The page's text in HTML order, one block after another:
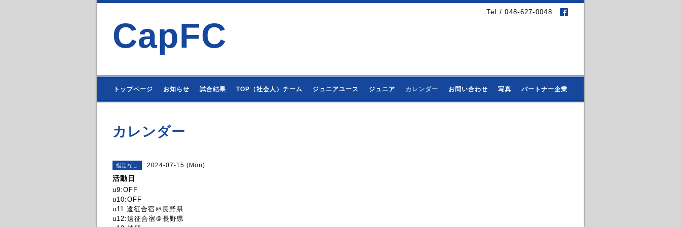
Tel / 048-627-0048
CapFC
トップページ お知らせ 試合結果 TOP（社会人）チーム ジュニアユース ジュニア カレンダー お問い合わせ 写真 パートナー企業
カレンダー
指定なし 2024-07-15 (Mon)
活動日
u9:OFF
u10:OFF
u11:遠征合宿＠長野県
u12:遠征合宿＠長野県